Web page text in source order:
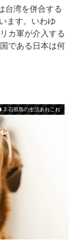
台湾を併合する
ます。いわゆ
カ軍が介入する
である日本は何
3.石垣島の生活あれこれ